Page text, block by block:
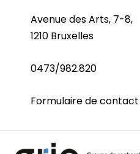
Avenue des Arts, 7-8,
1210 Bruxelles
0473/982.820
Formulaire de contact